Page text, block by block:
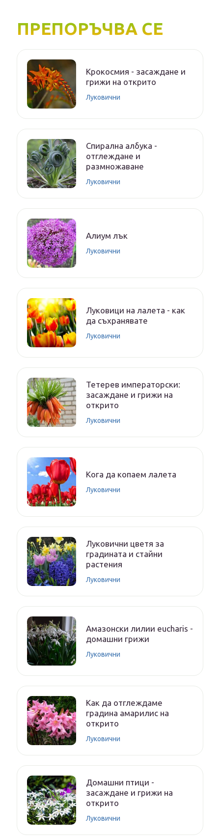
ПРЕПОРЪЧВА СЕ
Крокосмия - засаждане и
грижи на открито
Луковични
Спирална албука -
отглеждане и
размножаване
Луковични
Алиум лък
Луковични
Луковици на лалета - как
да съхранявате
Луковични
Тетерев императорски:
засаждане и грижи на
открито
Луковични
Кога да копаем лалета
Луковични
Луковични цветя за
градината и стайни
растения
Луковични
Амазонски лилии eucharis -
домашни грижи
Луковични
Как да отглеждаме
градина амарилис на
открито
Луковични
Домашни птици -
засаждане и грижи на
открито
Луковични